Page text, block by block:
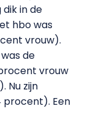
in de
hbo was
vrouw).
de
vrouw
Nu zijn
Een